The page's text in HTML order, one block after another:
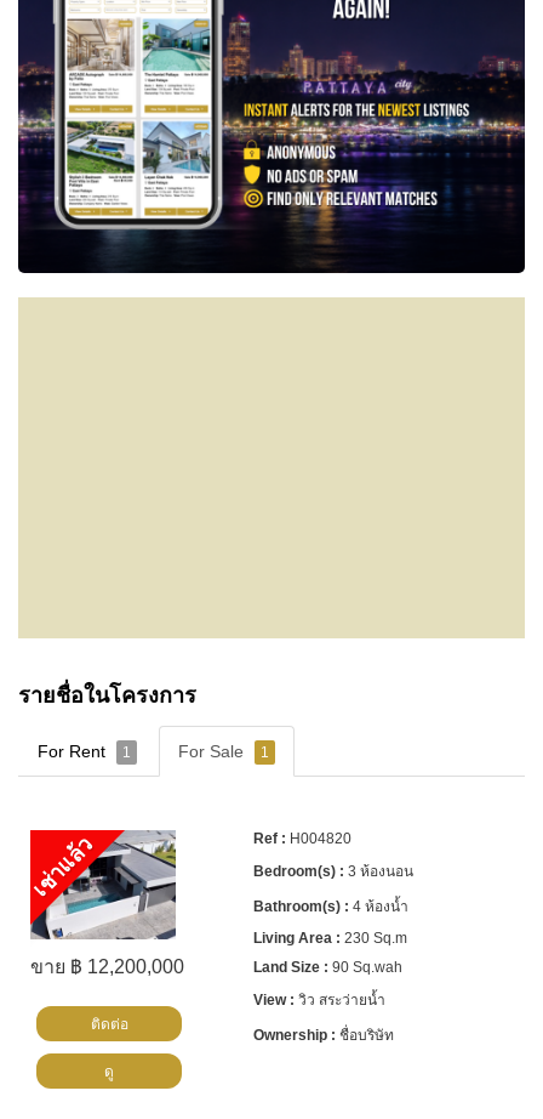
รายชื่อในโครงการ
For Rent 1 For Sale 1
เช่าแล้ว
ขาย ฿ 12,200,000
H004820
3 ห้องนอน
4 ห้องน้ำ
230 Sq.m
90 Sq.wah
วิว สระว่ายน้ำ
ชื่อบริษัท
ติดต่อ
ดู